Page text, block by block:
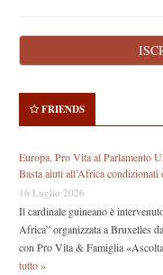
FRIENDS
Europa. Pro Vita al Parlamento
Basta aiuti all’Africa
16 Luglio 2026
Il cardinale guineano è
Africa” organizzata a Bruxelles
con Pro Vita & Famiglia
tutto »